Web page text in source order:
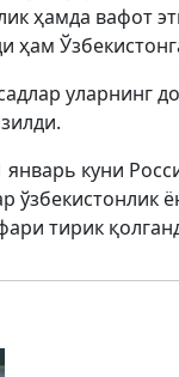
ҳамда вафот
ҳам
уларнинг
январь куни
ўзбекистонлик
тирик